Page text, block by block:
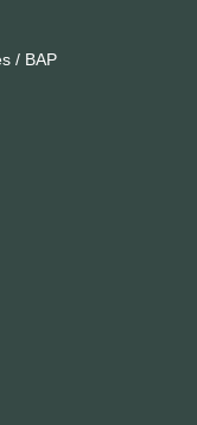
/ BAP